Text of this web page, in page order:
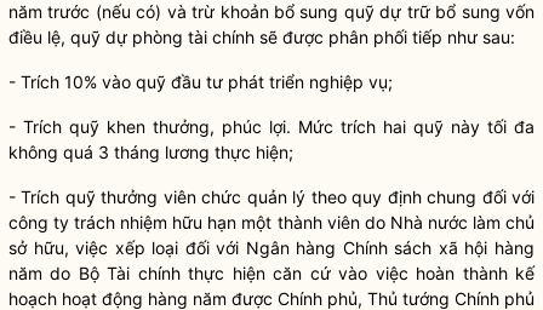
năm trước (nếu có) và trừ khoản bổ sung quỹ dự trữ bổ sung vốn
điều lệ, quỹ dự phòng tài chính sẽ được phân phối tiếp như sau:
- Trích 10% vào quỹ đầu tư phát triển nghiệp vụ;
- Trích quỹ khen thưởng, phúc lợi. Mức trích hai quỹ này tối đa
không quá 3 tháng lương thực hiện;
- Trích quỹ thưởng viên chức quản lý theo quy định chung đối với
công ty trách nhiệm hữu hạn một thành viên do Nhà nước làm chủ
sở hữu, việc xếp loại đối với Ngân hàng Chính sách xã hội hàng
năm do Bộ Tài chính thực hiện căn cứ vào việc hoàn thành kế
hoạch hoạt động hàng năm được Chính phủ, Thủ tướng Chính phủ